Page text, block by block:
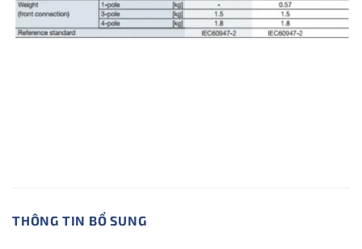
THÔNG TIN BỔ SUNG